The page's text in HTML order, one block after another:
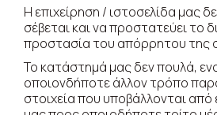
ΖΉΤΗΣΗ
Η επιχείρηση / ιστοσελίδα μας
σέβεται και να προστατεύει το
προστασία του απόρρητου της
Το κατάστημά μας δεν πουλά,
οποιονδήποτε άλλον τρόπο
στοιχεία που υποβάλλονται